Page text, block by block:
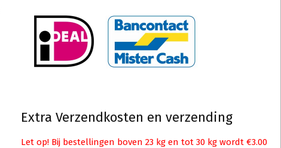
Extra Verzendkosten en verzending
Let op! Bij bestellingen boven 23 kg en tot 30 kg wordt €3.00